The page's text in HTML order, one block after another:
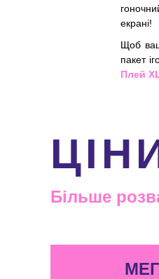
екрані!
Щоб
пакет
Плей
Більше